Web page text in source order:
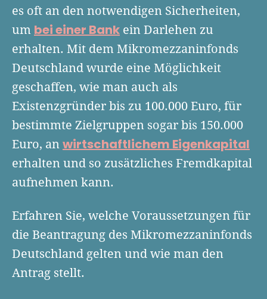
Bin ich ein Gründer?
Geschäftsmodell entwickeln
Businessplan schreiben
Businessplan-Vorlage & Muster
Finanzplan erstellen
Top 15 Franchise
Die besten Gründerkredite
Gründerwettbewerbe finden
Firma gründen: 10 Tipps
Rechtsform wählen
UG gründen
GmbH gründen
Geschäftskonto-Vergleich
Unternehmen anmelden
Schutzrechte anmelden
Kleingewerbe anmelden
Unsere Gründungspakete
Wachsen
6 Tipps zum Start
Fördermittelcheck machen
Kunden gewinnen
Website erstellen
Rechnung schreiben
Online-Kredit anfragen
Kassensystem
Versicherungen
Finanzieren
Fördermittel
Gründungszuschuss
Kredit für Existenzgründer
Zuschüsse
Kontokorrenkredit
Flexible Kreditlinie
Tools
Businessplan-Software
Business Model Canvas
Gründertest
Gründungsassistent
Unsere Gründungspakete
Geförderte Beratung
es oft an den notwendigen Sicherheiten,
um bei einer Bank ein Darlehen zu
erhalten. Mit dem Mikromezzaninfonds
Deutschland wurde eine Möglichkeit
geschaffen, wie man auch als
Existenzgründer bis zu 100.000 Euro, für
bestimmte Zielgruppen sogar bis 150.000
Euro, an wirtschaftlichem Eigenkapital
erhalten und so zusätzliches Fremdkapital
aufnehmen kann.
Erfahren Sie, welche Voraussetzungen für
die Beantragung des Mikromezzaninfonds
Deutschland gelten und wie man den
Antrag stellt.